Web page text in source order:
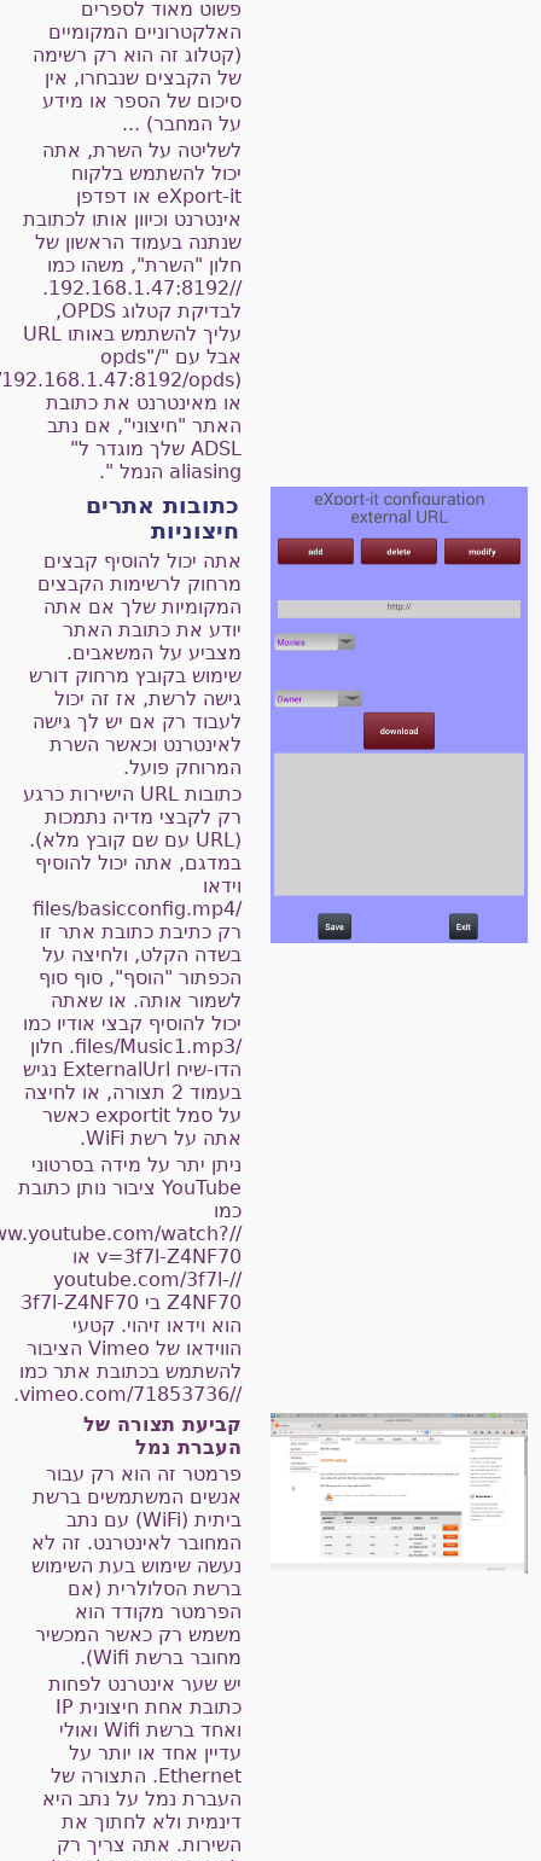
פשוט מאוד לספרים
האלקטרוניים המקומיים
(קטלוג זה הוא רק רשימה
של הקבצים שנבחרו, אין
סיכום של הספר או מידע
על המחבר) ...
לשליטה על השרת, אתה
יכול להשתמש בלקוח
eXport-it או דפדפן
אינטרנט וכיוון אותו לכתובת
שנתנה בעמוד הראשון של
חלון "השרת", משהו כמו
//192.168.1.47:8192.
לבדיקת קטלוג OPDS,
עליך להשתמש באותו URL
אבל עם "/opds"
(//192.168.1.47:8192/opds),
או מאינטרנט את כתובת
האתר "חיצוני", אם נתב
ADSL שלך מוגדר ל"
aliasing הנמל ".
כתובות אתרים
חיצוניות
אתה יכול להוסיף קבצים
מרחוק לרשימות הקבצים
המקומיות שלך אם אתה
יודע את כתובת האתר
מצביע על המשאבים.
שימוש בקובץ מרחוק דורש
גישה לרשת, אז זה יכול
לעבוד רק אם יש לך גישה
לאינטרנט וכאשר השרת
המרוחק פועל.
כתובות URL הישירות כרגע
רק לקבצי מדיה נתמכות
(URL עם שם קובץ מלא).
במדגם, אתה יכול להוסיף
וידאו
/files/basicconfig.mp4
רק כתיבת כתובת אתר זו
בשדה הקלט, ולחיצה על
הכפתור "הוסף", סוף סוף
לשמור אותה. או שאתה
יכול להוסיף קבצי אודיו כמו
/files/Music1.mp3. חלון
הדו-שיח ExternalUrl נגיש
בעמוד 2 תצורה, או לחיצה
על סמל exportit כאשר
אתה על רשת WiFi.
ניתן יתר על מידה בסרטוני
YouTube ציבור נותן כתובת
כמו
//www.youtube.com/watch?
v=3f7l-Z4NF70 או
//youtube.com/3f7l-
Z4NF70 בי 3f7l-Z4NF70
הוא וידאו זיהוי. קטעי
הווידאו של Vimeo הציבור
להשתמש בכתובת אתר כמו
קביעת תצורה של
העברת נמל
פרמטר זה הוא רק עבור
אנשים המשתמשים ברשת
ביתית (WiFi) עם נתב
המחובר לאינטרנט. זה לא
נעשה שימוש בעת השימוש
ברשת הסלולרית (אם
הפרמטר מקודד הוא
משמש רק כאשר המכשיר
מחובר ברשת Wifi).
יש שער אינטרנט לפחות
כתובת אחת חיצונית IP
ואחד ברשת Wifi ואולי
עדיין אחד או יותר על
Ethernet. התצורה של
העברת נמל על נתב היא
דינמית ולא לחתוך את
השירות. אתה צריך רק